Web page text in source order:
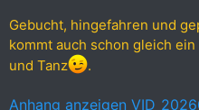
Gebucht, hingefahren und
kommt auch schon gleich
und Tanz
.
Anhang anzeigen